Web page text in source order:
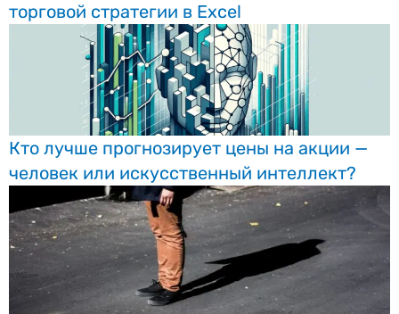
торговой стратегии в Excel
Кто лучше прогнозирует цены на акции —
человек или искусственный интеллект?